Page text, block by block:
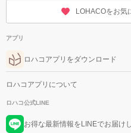
LOHACOをお気
アプリ
ロハコアプリをダウンロード
ロハコアプリについて
ロハコ公式LINE
お得な最新情報をLINEでお届け